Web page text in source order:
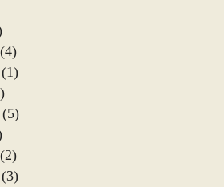
(4)
(1)
(5)
(2)
(3)